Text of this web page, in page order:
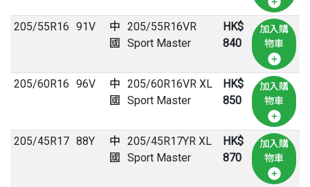
205/55R16 91V
中
國
205/55R16VR
Sport Master
HK$
840
加入購
物車
205/60R16 96V
中
國
205/60R16VR XL
Sport Master
HK$
850
加入購
物車
205/45R17 88Y
中
國
205/45R17YR XL
Sport Master
HK$
870
加入購
物車